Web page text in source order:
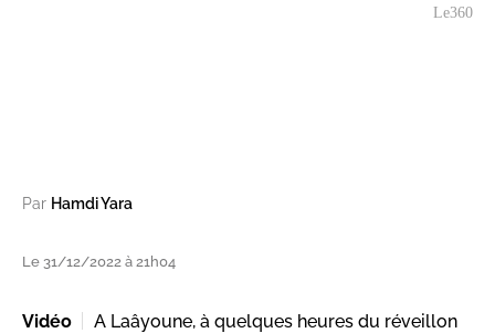
Le360
Par Hamdi Yara
Le 31/12/2022 à 21h04
Vidéo
A Laâyoune, à quelques heures du réveillon